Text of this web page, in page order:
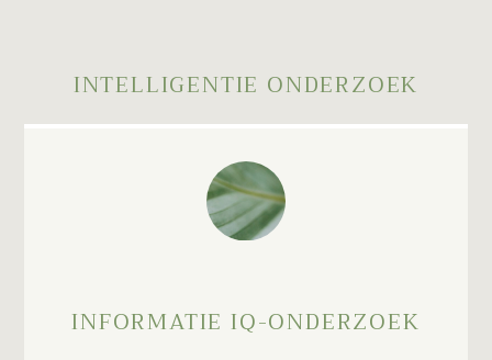
INTELLIGENTIE ONDERZOEK
INFORMATIE IQ-ONDERZOEK